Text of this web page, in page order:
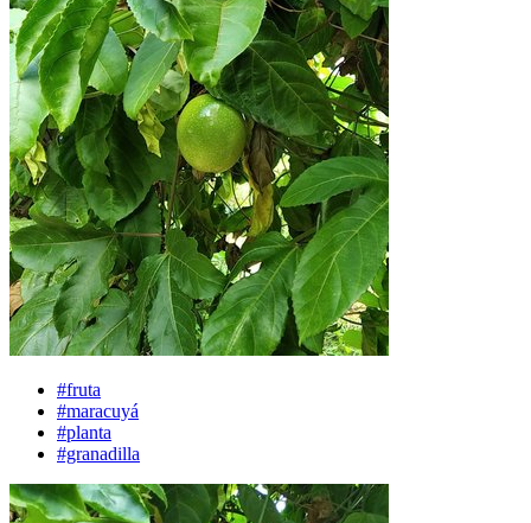
#fruta
#maracuyá
#planta
#granadilla